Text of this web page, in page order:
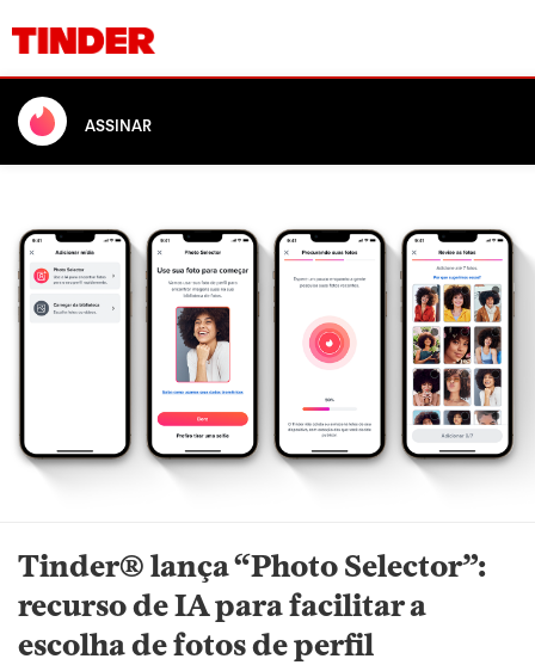
ASSINAR
Tinder® lança “Photo Selector”:
recurso de IA para facilitar a
escolha de fotos de perfil